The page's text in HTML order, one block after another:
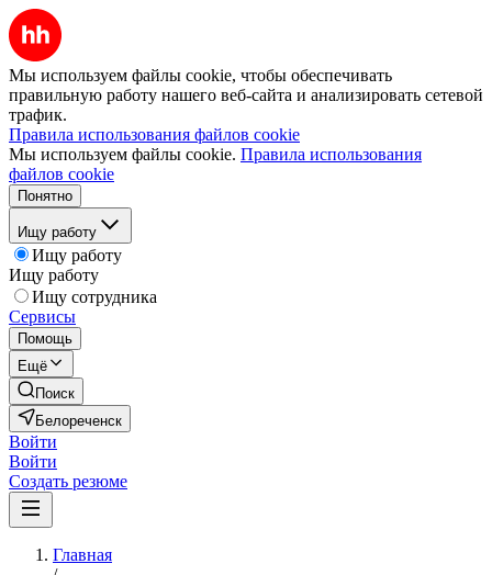
Мы используем файлы cookie, чтобы обеспечивать
правильную работу нашего веб-сайта и анализировать сетевой
трафик.
Правила использования файлов cookie
Мы используем файлы cookie. Правила использования
файлов cookie
Понятно
Ищу работу
Ищу работу
Ищу работу
Ищу сотрудника
Сервисы
Помощь
Ещё
Поиск
Белореченск
Войти
Войти
Создать резюме
Главная